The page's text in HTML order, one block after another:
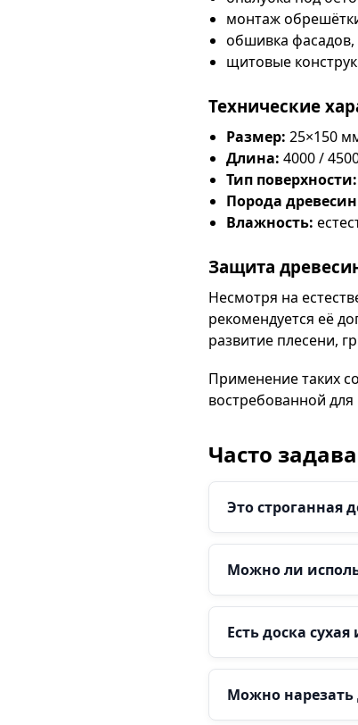
монтаж
обшивка фасадов,
щитовые
Технические
Размер: 25×150
Длина: 4000 /
Тип поверхности:
Порода
Влажность:
Защита
Несмотря на
рекомендуется её
развитие плесени,
Применение таких
востребованной
Часто
Это строганная
Можно ли
Есть доска
Можно нарезать